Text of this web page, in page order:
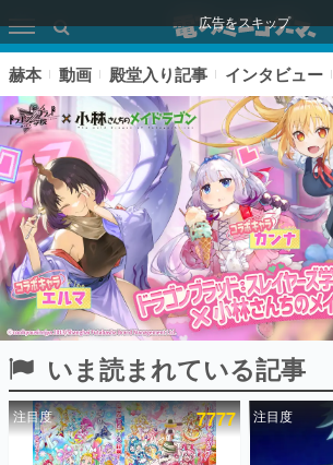
広告をスキップ
ピックアップ
電ファミのいま読まれている記事ランキング
赫本 動画 殿堂入り記事 インタビュー
いま読まれている記事
注目度 7777 注目度